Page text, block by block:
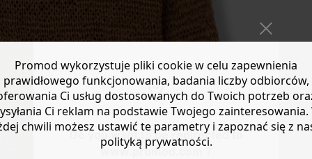
Do you want to be redirected to
www.promod.com ?
Promod wykorzystuje pliki cookie w celu zapewnienia
prawidłowego funkcjonowania, badania liczby odbiorców,
Ci usług dostosowanych do Twoich potrzeb
Ci reklam na podstawie Twojego zainteresowania.
chwili możesz ustawić te parametry i zapoznać się z
polityką prywatności.